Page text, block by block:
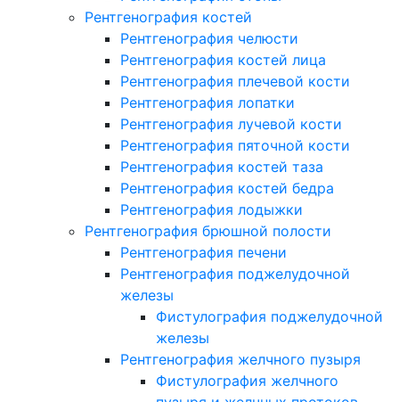
Рентгенография костей
Рентгенография челюсти
Рентгенография костей лица
Рентгенография плечевой кости
Рентгенография лопатки
Рентгенография лучевой кости
Рентгенография пяточной кости
Рентгенография костей таза
Рентгенография костей бедра
Рентгенография лодыжки
Рентгенография брюшной полости
Рентгенография печени
Рентгенография поджелудочной
железы
Фистулография поджелудочной
железы
Рентгенография желчного пузыря
Фистулография желчного